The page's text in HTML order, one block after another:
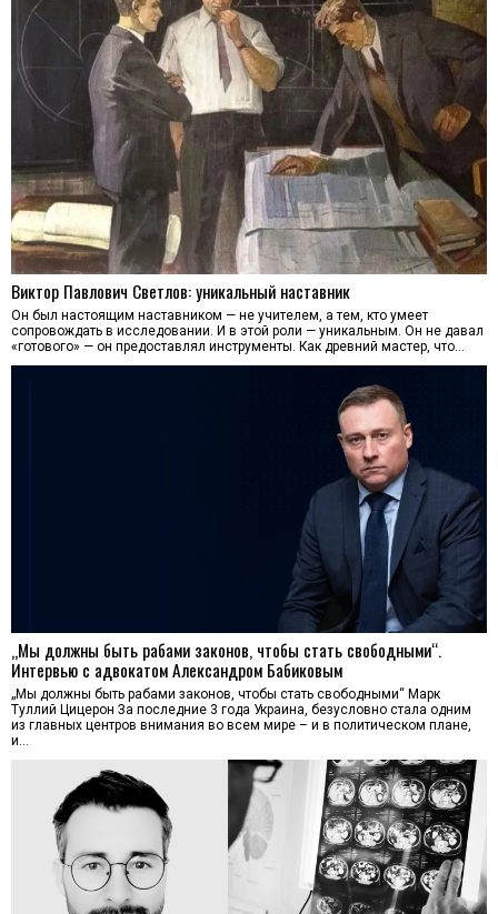
Виктор Павлович Светлов: уникальный наставник
Он был настоящим наставником — не учителем, а тем, кто умеет
сопровождать в исследовании. И в этой роли — уникальным. Он не давал
«готового» — он предоставлял инструменты. Как древний мастер, что…
„Мы должны быть рабами законов, чтобы стать свободными“.
Интервью с адвокатом Александром Бабиковым
„Мы должны быть рабами законов, чтобы стать свободными“ Марк
Туллий Цицерон За последние 3 года Украина, безусловно стала одним
из главных центров внимания во всем мире – и в политическом плане,
и…